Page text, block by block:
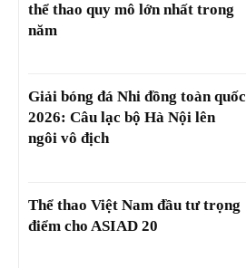
thể thao quy mô lớn nhất trong
năm
Giải bóng đá Nhi đồng toàn quốc
2026: Câu lạc bộ Hà Nội lên
ngôi vô địch
Thể thao Việt Nam đầu tư trọng
điểm cho ASIAD 20